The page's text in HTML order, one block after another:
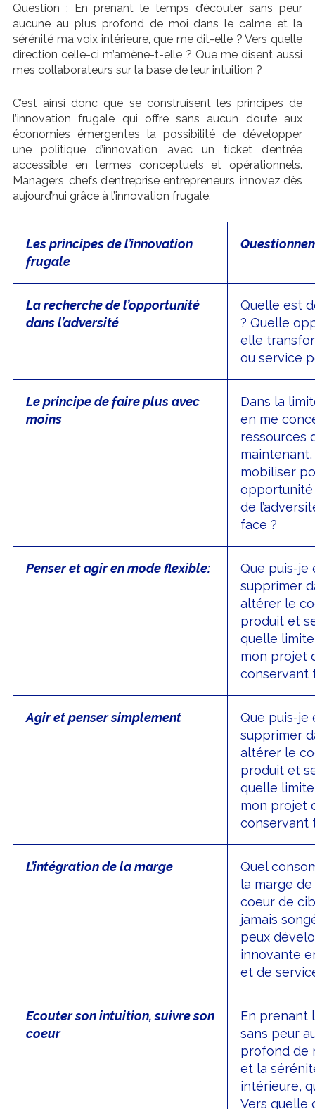
Question : En prenant le temps d’écouter sans peur
aucune au plus profond de moi dans le calme et la
sérénité ma voix intérieure, que me dit-elle ? Vers quelle
direction celle-ci m’amène-t-elle ? Que me disent aussi
mes collaborateurs sur la base de leur intuition ?
C’est ainsi donc que se construisent les principes de
l’innovation frugale qui offre sans aucun doute aux
économies émergentes la possibilité de développer
une politique d’innovation avec un ticket d’entrée
accessible en termes conceptuels et opérationnels.
Managers, chefs d’entreprise entrepreneurs, innovez dès
aujourd’hui grâce à l’innovation frugale.
Les principes de l’innovation
frugale
La recherche de l’opportunité
dans l’adversité
Quelle est
? Quelle
elle
ou service
Le principe de faire plus avec
moins
Dans la
en me
ressources
mobiliser
de
face ?
Penser et agir en mode flexible:
Que puis-je
supprimer
altérer le
produit et
quelle
mon projet
conservant
Agir et penser simplement
Que puis-je
supprimer
altérer le
produit et
quelle
mon projet
conservant
L’intégration de la marge
Quel
la marge
coeur de
jamais
peux
innovante
et de
Ecouter son intuition, suivre son
coeur
En prenant
sans peur
profond de
et la
intérieure,
Vers quelle